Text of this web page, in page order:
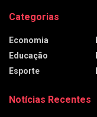
Categorias
Economia
Educação
Esporte
Notícias Recentes